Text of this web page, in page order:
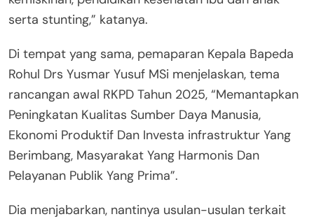
serta stunting,” katanya.
Di tempat yang sama, pemaparan Kepala Bapeda
Rohul Drs Yusmar Yusuf MSi menjelaskan, tema
rancangan awal RKPD Tahun 2025, “Memantapkan
Peningkatan Kualitas Sumber Daya Manusia,
Ekonomi Produktif Dan Investa infrastruktur Yang
Berimbang, Masyarakat Yang Harmonis Dan
Pelayanan Publik Yang Prima”.
Dia menjabarkan, nantinya usulan-usulan terkait